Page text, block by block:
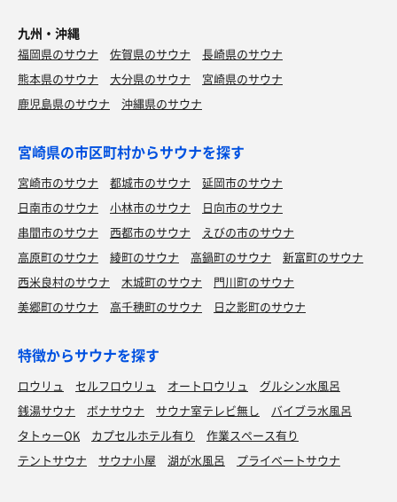
九州・沖縄
福岡県のサウナ 佐賀県のサウナ
長崎県のサウナ
熊本県のサウナ
大分県のサウナ
宮崎県のサウナ
鹿児島県のサウナ
沖縄県のサウナ
宮崎県の市区町村からサウナを探す
宮崎市のサウナ 都城市のサウナ
延岡市のサウナ
日南市のサウナ
小林市のサウナ
日向市のサウナ
串間市のサウナ
西都市のサウナ
えびの市のサウナ
高原町のサウナ
綾町のサウナ 高鍋町のサウナ
新富町のサウナ
西米良村のサウナ
木城町のサウナ
門川町のサウナ
美郷町のサウナ
高千穂町のサウナ 日之影町のサウナ
特徴からサウナを探す
ロウリュ セルフロウリュ オートロウリュ
グルシン水風呂
銭湯サウナ
ボナサウナ サウナ室テレビ無し
バイブラ水風呂
タトゥーOK
カプセルホテル有り
作業スペース有り
テントサウナ
サウナ小屋 湖が水風呂 プライベートサウナ